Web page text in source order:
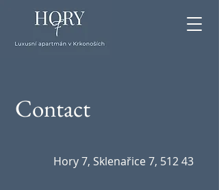
Contact
Hory 7, Sklenařice 7, 512 43